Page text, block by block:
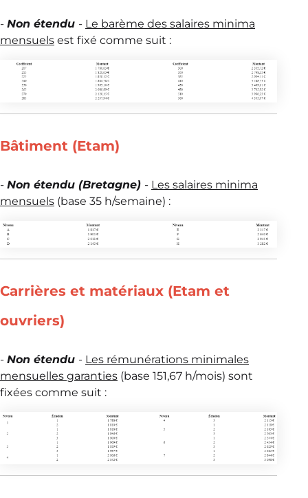
- Non étendu - Le barème des salaires minima
mensuels est fixé comme suit :
Bâtiment (Etam)
- Non étendu (Bretagne) - Les salaires minima
mensuels (base 35 h/semaine) :
Carrières et matériaux (Etam et
ouvriers)
- Non étendu - Les rémunérations minimales
mensuelles garanties (base 151,67 h/mois) sont
fixées comme suit :